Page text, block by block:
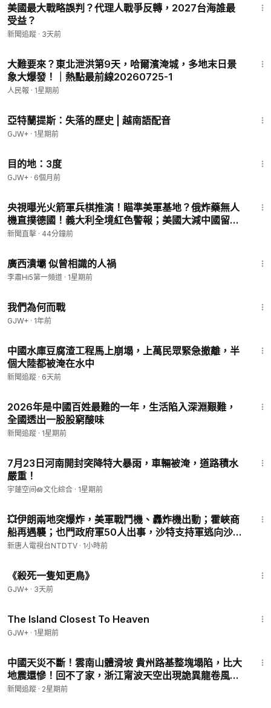
美國最大戰略誤判？代理人戰爭反轉，2027台海誰最
受益？
新聞追蹤 · 3天前
大難要來？東北泄洪第9天，哈爾濱淹城，多地末日景
象大爆發！｜熱點最前線20260725-1
人民報 · 1星期前
亞特蘭提斯：失落的歷史 | 越南語配音
GJW+ · 1星期前
目的地：3度
GJW+ · 6個月前
央視曝光火箭軍兵棋推演！瞄準美軍基地？俄炸藥無人
機直撲德國！義大利全境紅色警報；美國大減中國留學
簽證！強颱白海豚直撲浙閩|【#新聞直擊】
新聞直擊 · 44分鐘前
廣西潰壩 似曾相識的人禍
李肅Hi5第一頻道 · 1星期前
我們為何而戰
GJW+ · 1年前
中國水庫豆腐渣工程馬上崩塌，上萬民眾緊急撤離，半
個大陸都被淹在水中
新聞追蹤 · 6天前
2026年是中國百姓最難的一年，生活陷入深淵艱難，
全國透出一股股窮酸味
新聞追蹤 · 1星期前
7月23日河南開封突降特大暴雨，車輛被淹，道路積水
嚴重！
宇蓮空间🪷文化綜合 · 1星期前
💥伊朗兩地突爆炸，美軍戰鬥機、轟炸機出動；霍峽商
船再遇襲；也門政府軍50人出事，沙特支持軍逃向沙
漠；以色列紅海軍演；伊朗獅子大開口，強硬派將領上
新唐人電視台NTDTV · 1小時前
《殺死一隻知更鳥》
GJW+ · 3天前
The Island Closest To Heaven
GJW+ · 1星期前
中國天災不斷！雲南山體滑坡 貴州路基整塊塌陷，比大
地震還慘！回不了家，浙江甯波天空出現詭異龍卷風，
重慶彭水錯過黃金救援72小時，大巴車乘客下落不明
新聞追蹤 · 2星期前